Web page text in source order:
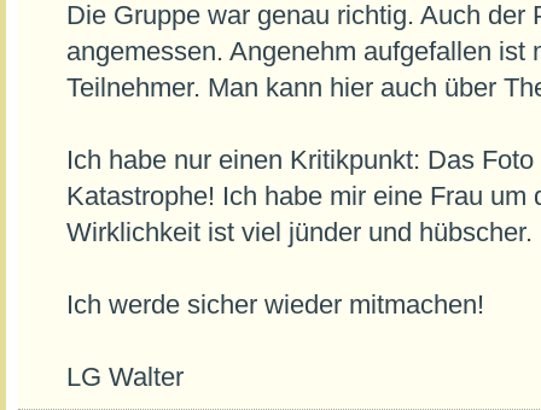
Die Gruppe war genau richtig. Auch der
angemessen. Angenehm aufgefallen ist
Teilnehmer. Man kann hier auch über
Ich habe nur einen Kritikpunkt: Das
Katastrophe! Ich habe mir eine Frau um
Wirklichkeit ist viel jünder und hübscher.
Ich werde sicher wieder mitmachen!
LG Walter